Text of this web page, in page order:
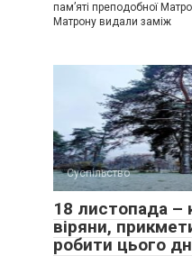
пам’яті преподобної
Матрону видали заміж
Суспільство
18 листопада –
віряни,
робити цього